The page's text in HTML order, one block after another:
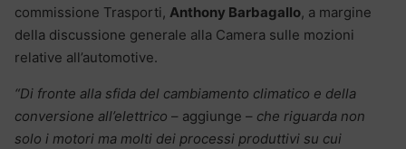
commissione Trasporti, Anthony Barbagallo, a margine
della discussione generale alla Camera sulle mozioni
relative all’automotive.
“Di fronte alla sfida del cambiamento climatico e della
conversione all’elettrico – aggiunge – che riguarda non
solo i motori ma molti dei processi produttivi su cui